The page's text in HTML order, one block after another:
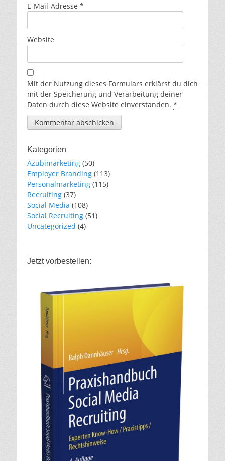
E-Mail-Adresse *
Website
Mit der Nutzung dieses Formulars erklärst du dich
mit der Speicherung und Verarbeitung deiner
Daten durch diese Website einverstanden. *
Kategorien
Azubimarketing (50)
Employer Branding (113)
Personalmarketing (115)
Recruiting (37)
Social Media (108)
Social Recruiting (51)
Uncategorized (4)
Jetzt vorbestellen: